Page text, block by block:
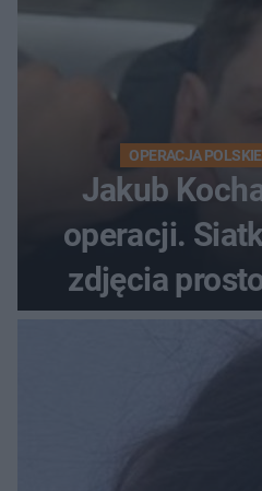
OPERACJA
Jakub
operacji.
zdjęcia